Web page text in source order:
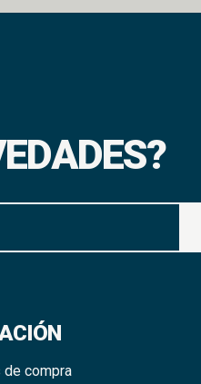
de compra